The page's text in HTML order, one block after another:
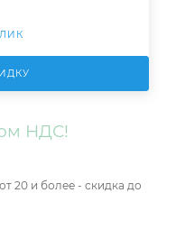
НДС!
20 и более - скидка до